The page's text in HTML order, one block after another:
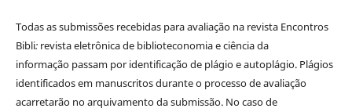
Todas as submissões recebidas para avaliação na revista Encontros
Bibli: revista eletrônica de biblioteconomia e ciência da
informaçãopassam por identificação de plágio e autoplágio. Plágios
identificados em manuscritos durante o processo de avaliação
acarretarão no arquivamento da submissão. No caso de